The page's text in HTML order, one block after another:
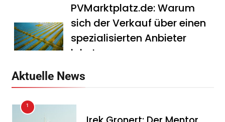
PVMarktplatz.de: Warum
sich der Verkauf über einen
spezialisierten Anbieter
lohnt
Aktuelle News
1